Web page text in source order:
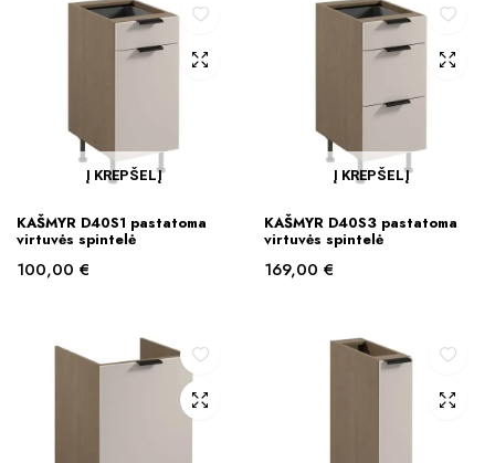
Į KREPŠELĮ
KAŠMYR D40S1 pastatoma
virtuvės spintelė
100,00 €
Į KREPŠELĮ
KAŠMYR D40S3 pastatoma
virtuvės spintelė
169,00 €